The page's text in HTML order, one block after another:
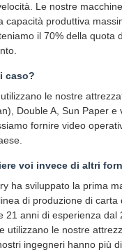
Le nostre
capacità produttiva
il 70% della quota
caso?
le nostre
Double A, Sun Paper e
fornire video
voi invece di altri
ha sviluppato la prima
di produzione di carta
21 anni di esperienza dal
utilizzano le nostre
ingegneri hanno più